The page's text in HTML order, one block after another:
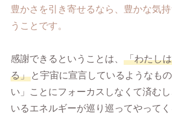
豊かさを引き寄せるなら、豊かな気
うことです。
感謝できるということは、
「わたし
る」と宇宙に宣言しているようなも
い」ことにフォーカスしなくて済む
いるエネルギーが巡り巡ってやってく